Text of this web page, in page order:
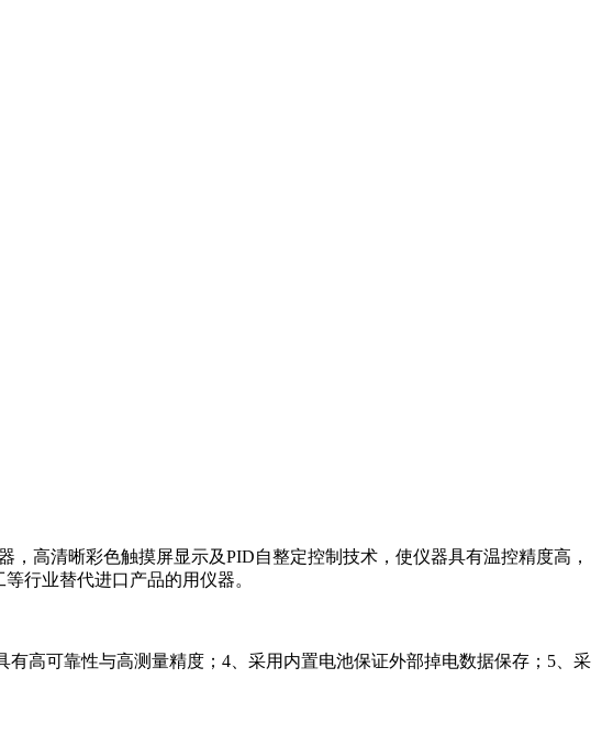
，高清晰彩色触摸屏显示及PID自整定控制技术，使仪器具有温控精度高，
行业替代进口产品的用仪器。
高可靠性与高测量精度；4、采用内置电池保证外部掉电数据保存；5、采